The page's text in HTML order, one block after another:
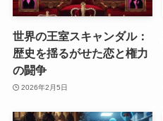
世界の王室スキャンダル：
歴史を揺るがせた恋と権力
の闘争
2026年2月5日